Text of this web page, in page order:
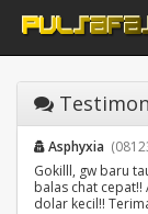
Asphyxia
Gokilll, gw baru
balas chat cepat!!
dolar kecil!!